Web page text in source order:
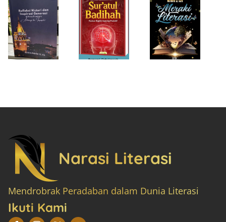
Narasi Literasi
Mendrobrak Peradaban dalam Dunia Literasi
Ikuti Kami